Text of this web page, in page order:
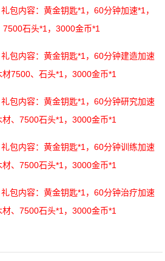
内容：黄金钥匙*1，60分钟加速*1，
石头*1，3000金币*1
内容：黄金钥匙*1，60分钟建造加速
7500、石头*1，3000金币*1
内容：黄金钥匙*1，60分钟研究加速
、7500石头*1，3000金币*1
内容：黄金钥匙*1，60分钟训练加速
、7500石头*1，3000金币*1
内容：黄金钥匙*1，60分钟治疗加速
、7500石头*1，3000金币*1